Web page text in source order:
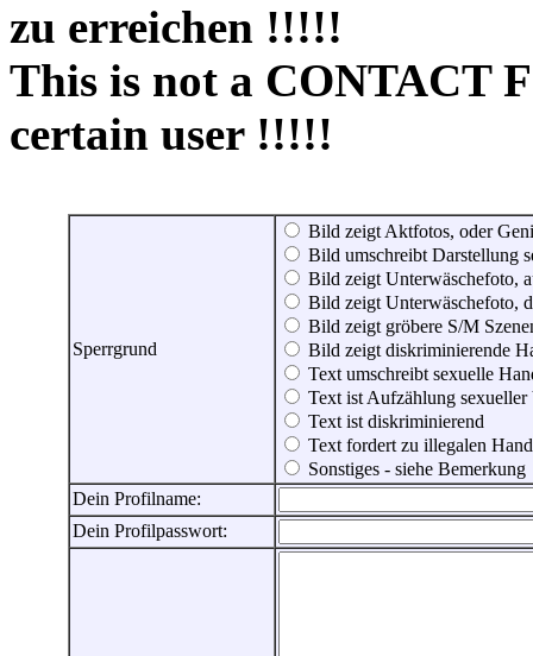
zu erreichen !!!!!
This is not a CONTACT
certain user !!!!!
Sperrgrund
Bild zeigt Aktfotos, oder
Bild umschreibt Darstellung
Bild zeigt Unterwäschefoto,
Bild zeigt Unterwäschefoto,
Bild zeigt gröbere S/M
Bild zeigt diskriminierende
Text umschreibt sexuelle
Text ist Aufzählung sexueller
Text ist diskriminierend
Text fordert zu illegalen
Sonstiges - siehe Bemerkung
Dein Profilname:
Dein Profilpasswort: